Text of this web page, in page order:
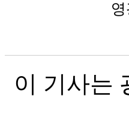
이 기사는